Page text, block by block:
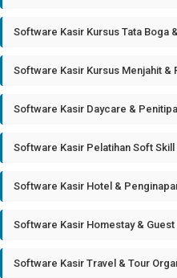
Software Kasir Kursus Tata Boga
Software Kasir Kursus Menjahit &
Software Kasir Daycare &
Software Kasir Pelatihan Soft
Software Kasir Hotel &
Software Kasir Homestay & Guest
Software Kasir Travel & Tour